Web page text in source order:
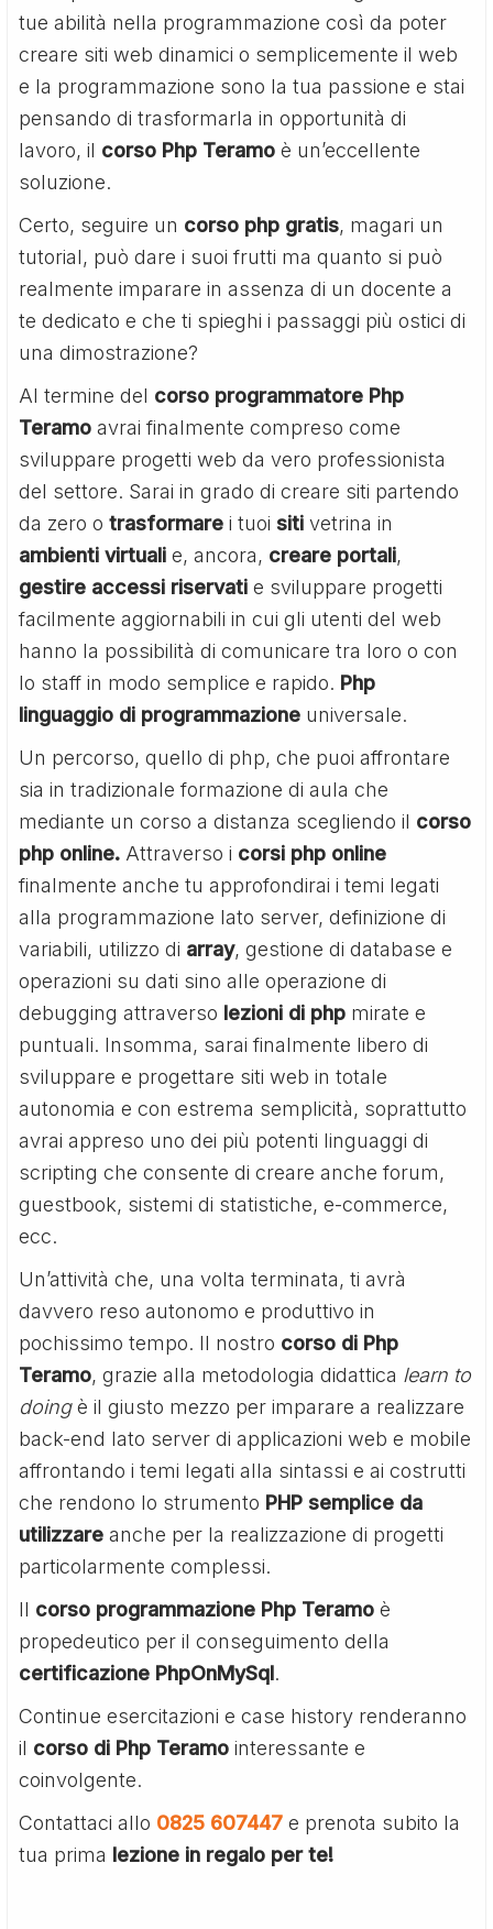
tue abilità nella programmazione così da poter
creare siti web dinamici o semplicemente il web
e la programmazione sono la tua passione e stai
pensando di trasformarla in opportunità di
lavoro, il corso Php Teramo è un’eccellente
soluzione.
Certo, seguire un corso php gratis, magari un
tutorial, può dare i suoi frutti ma quanto si può
realmente imparare in assenza di un docente a
te dedicato e che ti spieghi i passaggi più ostici di
una dimostrazione?
Al termine del corso programmatore Php
Teramo avrai finalmente compreso come
sviluppare progetti web da vero professionista
del settore. Sarai in grado di creare siti partendo
da zero otrasformare i tuoisiti vetrina in
ambienti virtuali e, ancora, creare portali,
gestire accessi riservati e sviluppare progetti
facilmente aggiornabili in cui gli utenti del web
hanno la possibilità di comunicare tra loro o con
lo staff in modo semplice e rapido. Php
linguaggio di programmazione universale.
Un percorso, quello di php, che puoi affrontare
sia in tradizionale formazione di aula che
mediante un corso a distanza scegliendo il corso
php online. Attraverso i corsi php online
finalmente anche tu approfondirai i temi legati
alla programmazione lato server, definizione di
variabili, utilizzo di array, gestione di database e
operazioni su dati sino alle operazione di
debugging attraverso lezioni di php mirate e
puntuali. Insomma, sarai finalmente libero di
sviluppare e progettare siti web in totale
autonomia e con estrema semplicità, soprattutto
avrai appreso uno dei più potenti linguaggi di
scripting che consente di creare anche forum,
guestbook, sistemi di statistiche, e-commerce,
ecc.
Un’attività che, una volta terminata, ti avrà
davvero reso autonomo e produttivo in
pochissimo tempo. Il nostro corso di Php
Teramo, grazie alla metodologia didattica learn to
doingè il giusto mezzo per imparare a realizzare
back-end lato server di applicazioni web e mobile
affrontando i temi legati alla sintassi e ai costrutti
che rendono lo strumento PHP semplice da
utilizzare anche per la realizzazione di progetti
particolarmente complessi.
Il corso programmazione Php Teramo è
propedeutico per il conseguimento della
certificazione PhpOnMySql.
Continue esercitazioni e case history renderanno
il corso di Php Teramo interessante e
coinvolgente.
Contattaci allo 0825 607447 e prenota subito la
tua prima lezione in regalo per te!